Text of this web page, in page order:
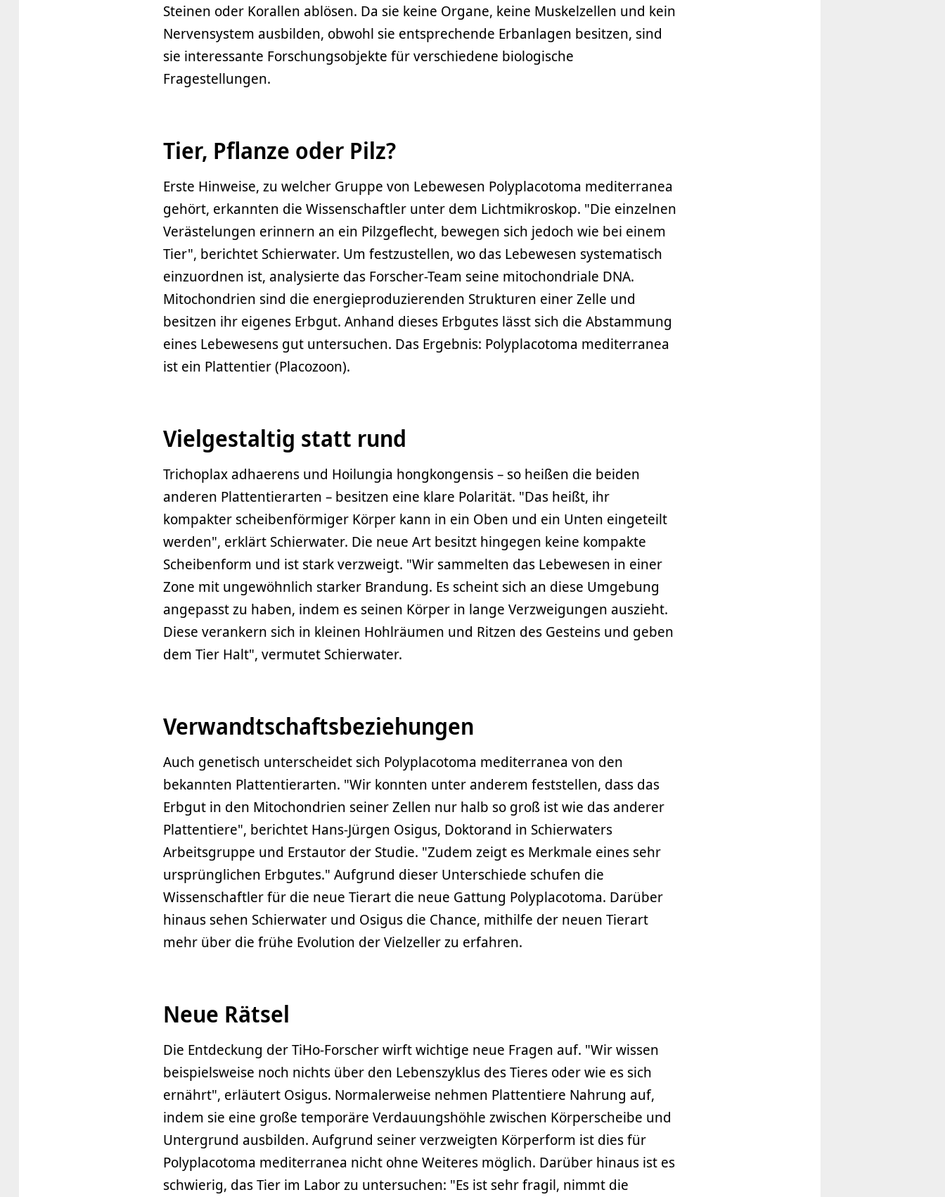
Steinen oder Korallen ablösen. Da sie keine Organe, keine Muskelzellen und kein
Nervensystem ausbilden, obwohl sie entsprechende Erbanlagen besitzen, sind
sie interessante Forschungsobjekte für verschiedene biologische
Fragestellungen.
Tier, Pflanze oder Pilz?
Erste Hinweise, zu welcher Gruppe von Lebewesen Polyplacotoma mediterranea
gehört, erkannten die Wissenschaftler unter dem Lichtmikroskop. "Die einzelnen
Verästelungen erinnern an ein Pilzgeflecht, bewegen sich jedoch wie bei einem
Tier", berichtet Schierwater. Um festzustellen, wo das Lebewesen systematisch
einzuordnen ist, analysierte das Forscher-Team seine mitochondriale DNA.
Mitochondrien sind die energieproduzierenden Strukturen einer Zelle und
besitzen ihr eigenes Erbgut. Anhand dieses Erbgutes lässt sich die Abstammung
eines Lebewesens gut untersuchen. Das Ergebnis: Polyplacotoma mediterranea
ist ein Plattentier (Placozoon).
Vielgestaltig statt rund
Trichoplax adhaerens und Hoilungia hongkongensis – so heißen die beiden
anderen Plattentierarten – besitzen eine klare Polarität. "Das heißt, ihr
kompakter scheibenförmiger Körper kann in ein Oben und ein Unten eingeteilt
werden", erklärt Schierwater. Die neue Art besitzt hingegen keine kompakte
Scheibenform und ist stark verzweigt. "Wir sammelten das Lebewesen in einer
Zone mit ungewöhnlich starker Brandung. Es scheint sich an diese Umgebung
angepasst zu haben, indem es seinen Körper in lange Verzweigungen auszieht.
Diese verankern sich in kleinen Hohlräumen und Ritzen des Gesteins und geben
dem Tier Halt", vermutet Schierwater.
Verwandtschaftsbeziehungen
Auch genetisch unterscheidet sich Polyplacotoma mediterranea von den
bekannten Plattentierarten. "Wir konnten unter anderem feststellen, dass das
Erbgut in den Mitochondrien seiner Zellen nur halb so groß ist wie das anderer
Plattentiere", berichtet Hans-Jürgen Osigus, Doktorand in Schierwaters
Arbeitsgruppe und Erstautor der Studie. "Zudem zeigt es Merkmale eines sehr
ursprünglichen Erbgutes." Aufgrund dieser Unterschiede schufen die
Wissenschaftler für die neue Tierart die neue Gattung Polyplacotoma. Darüber
hinaus sehen Schierwater und Osigus die Chance, mithilfe der neuen Tierart
mehr über die frühe Evolution der Vielzeller zu erfahren.
Neue Rätsel
Die Entdeckung der TiHo-Forscher wirft wichtige neue Fragen auf. "Wir wissen
beispielsweise noch nichts über den Lebenszyklus des Tieres oder wie es sich
ernährt", erläutert Osigus. Normalerweise nehmen Plattentiere Nahrung auf,
indem sie eine große temporäre Verdauungshöhle zwischen Körperscheibe und
Untergrund ausbilden. Aufgrund seiner verzweigten Körperform ist dies für
Polyplacotoma mediterranea nicht ohne Weiteres möglich. Darüber hinaus ist es
schwierig, das Tier im Labor zu untersuchen: "Es ist sehr fragil, nimmt die